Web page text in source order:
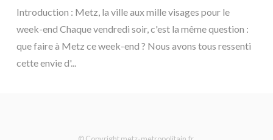
Introduction : Metz, la ville aux mille visages pour le
week-end Chaque vendredi soir, c'est la même question :
que faire à Metz ce week-end ? Nous avons tous ressenti
cette envie d'...